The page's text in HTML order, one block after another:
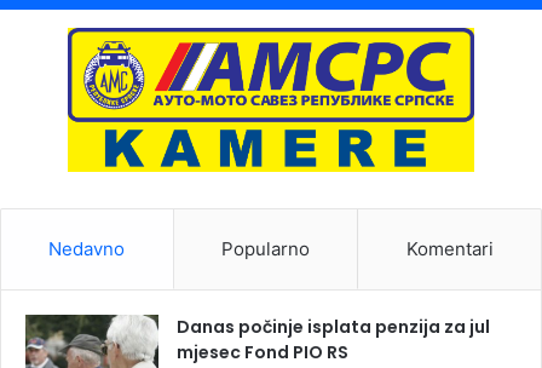
Nedavno Popularno Komentari
Danas počinje isplata penzija za jul
mjesec Fond PIO RS